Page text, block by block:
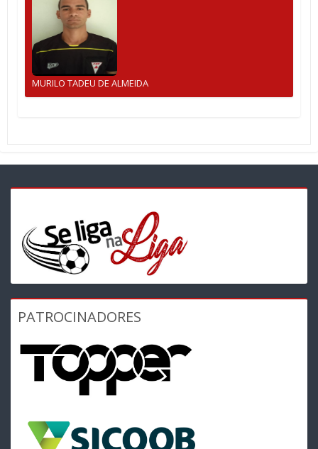
MURILO TADEU DE ALMEIDA
PATROCINADORES